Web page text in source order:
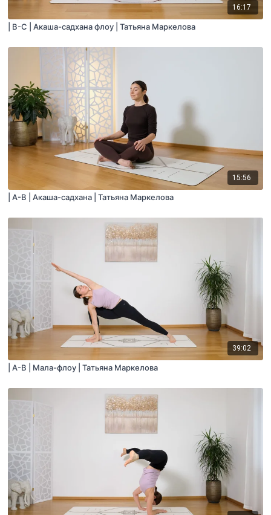
16:17
| B-С | Акаша-садхана флоу | Татьяна Маркелова
15:56
| A-B | Акаша-садхана | Татьяна Маркелова
39:02
| A-B | Мала-флоу | Татьяна Маркелова